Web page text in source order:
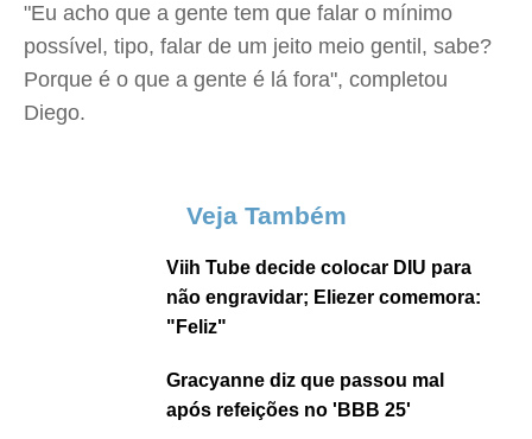
"Eu acho que a gente tem que falar o mínimo
possível, tipo, falar de um jeito meio gentil, sabe?
Porque é o que a gente é lá fora", completou
Diego.
Veja Também
Viih Tube decide colocar DIU para
não engravidar; Eliezer comemora:
"Feliz"
Gracyanne diz que passou mal
após refeições no 'BBB 25'